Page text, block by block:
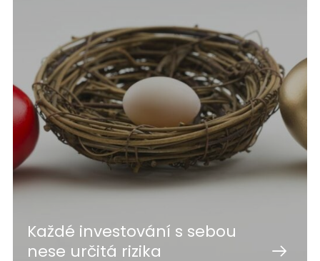
Každé investování s sebou
nese určitá rizika